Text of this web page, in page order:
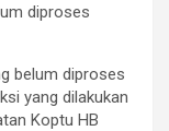
diproses
belum diproses
yang dilakukan
Koptu HB